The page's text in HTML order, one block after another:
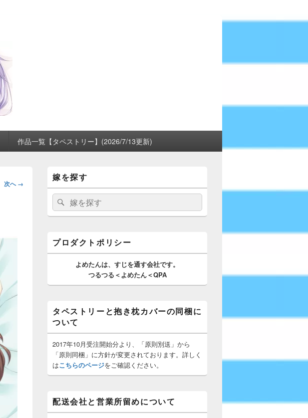
作品一覧【タペストリー】(2026/7/13更新)
次へ →
イ
ン
サ
ド
ウ
ィ
ト
ア
嫁を探す
検
索:
検
索
プロダクトポリシー
よめたんは、 すじを通す会社です。
つるつる＜よめたん＜QPA
タペストリーと抱き枕カバーの同梱に
ついて
2017年10月受注開始分より、「原則別送」から
「原則同梱」に方針が変更されております。詳しく
はこちらのページをご確認ください。
配送会社と営業所留めについて